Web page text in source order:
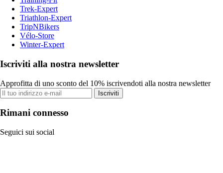
Trek-Expert
Triathlon-Expert
TripNBikers
Vélo-Store
Winter-Expert
Iscriviti alla nostra newsletter
Approfitta di uno sconto del 10% iscrivendoti alla nostra newsletter
Iscriviti
Rimani connesso
Seguici sui social